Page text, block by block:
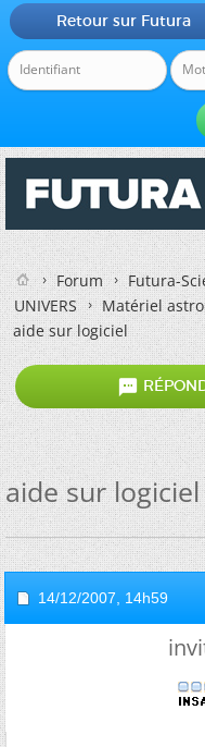
Retour sur Futura
Forum
Futura-
UNIVERS
Matériel
aide sur logiciel

aide sur logiciel
14/12/2007, 14h59